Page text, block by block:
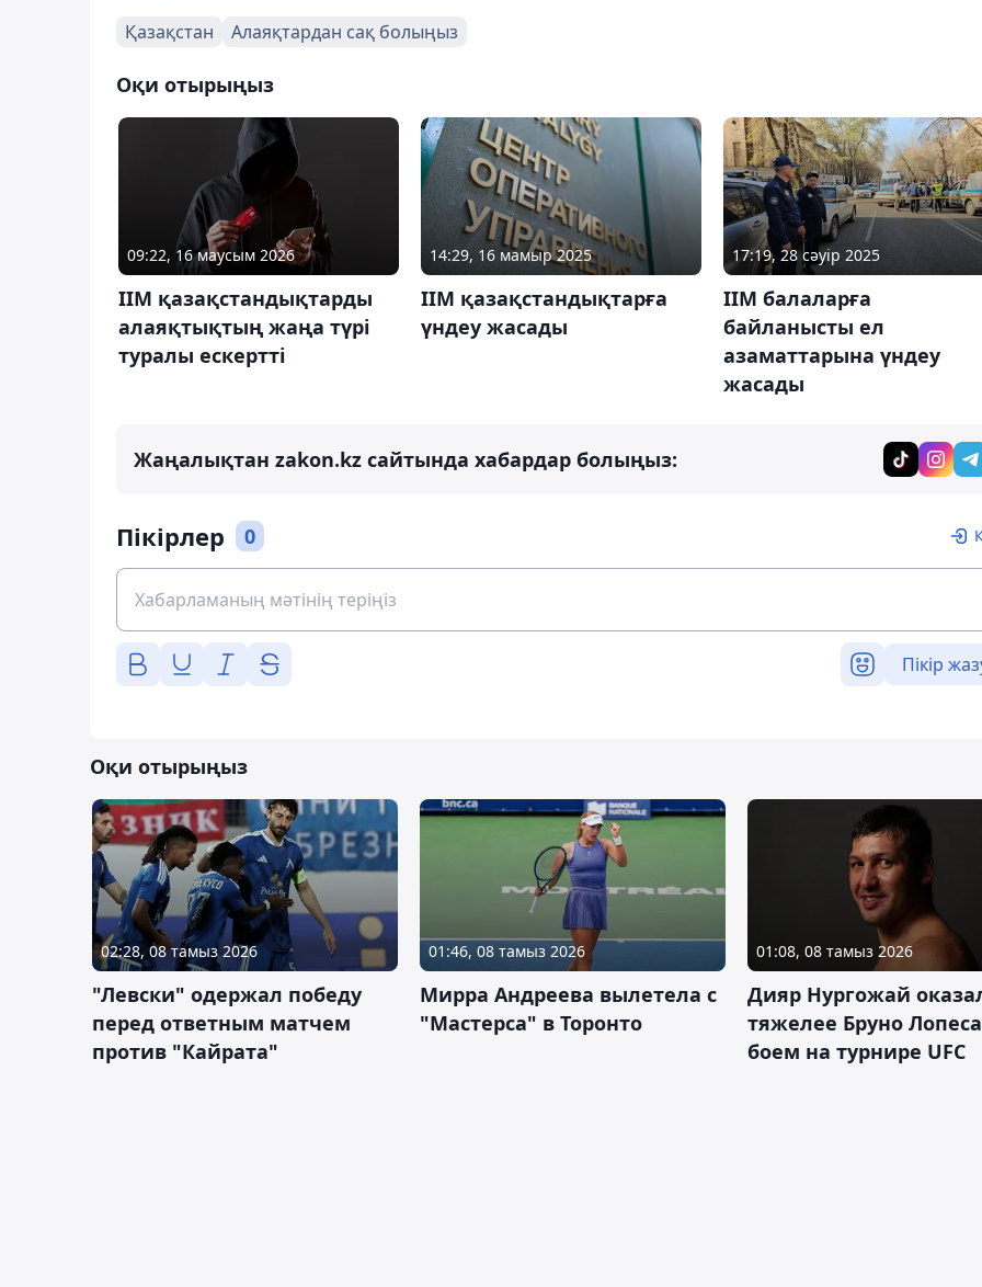
Қазақстан Алаяқтардан сақ болыңыз
Оқи отырыңыз
09:22, 16 маусым 2026
ІІМ қазақстандықтарды
алаяқтықтың жаңа түрі
туралы ескертті
14:29, 16 мамыр 2025
ІІМ қазақстандықтарға
үндеу жасады
17:19, 28 сәуір 2025
ІІМ балаларға
байланысты ел
азаматтарына үндеу
жасады
Жаңалықтан zakon.kz сайтында хабардар болыңыз:
Пікірлер 0
Пікір
Оқи отырыңыз
02:28, 08 тамыз 2026
"Левски" одержал победу
перед ответным матчем
против "Кайрата"
01:46, 08 тамыз 2026
Мирра Андреева вылетела с
"Мастерса" в Торонто
01:08, 08 тамыз 2026
Дияр Нургожай
тяжелее Бруно
боем на турнире UFC